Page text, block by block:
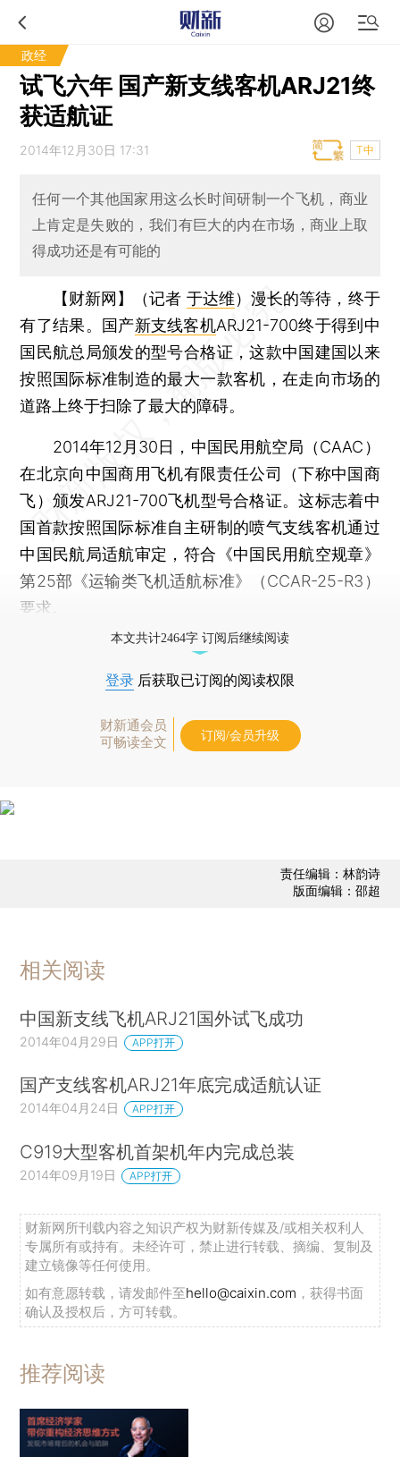
政经
试飞六年 国产新支线客机ARJ21终
获适航证
2014年12月30日 17:31 T中
任何一个其他国家用这么长时间研制一个飞机，商业
上肯定是失败的，我们有巨大的内在市场，商业上取
得成功还是有可能的
【财新网】（记者 于达维） 漫长的等待，终于
有了结果。国产新支线客机ARJ21-700终于得到中
国民航总局颁发的型号合格证，这款中国建国以来
按照国际标准制造的最大一款客机，在走向市场的
道路上终于扫除了最大的障碍。
2014年12月30日，中国民用航空局（CAAC）
在北京向中国商用飞机有限责任公司（下称中国商
飞）颁发ARJ21-700飞机型号合格证。这标志着中
国首款按照国际标准自主研制的喷气支线客机通过
中国民航局适航审定，符合《中国民用航空规章》
第25部《运输类飞机适航标准》（CCAR-25-R3）
要求。
本文共计2464字 订阅后继续阅读
登录 后获取已订阅的阅读权限
财新通会员
可畅读全文
订阅/会员升级
责任编辑：林韵诗
版面编辑：邵超
相关阅读
中国新支线飞机ARJ21国外试飞成功
2014年04月29日 APP打开
国产支线客机ARJ21年底完成适航认证
2014年04月24日 APP打开
C919大型客机首架机年内完成总装
2014年09月19日 APP打开
财新网所刊载内容之知识产权为财新传媒及/或相关权利人
专属所有或持有。未经许可，禁止进行转载、摘编、复制及
建立镜像等任何使用。
如有意愿转载，请发邮件至hello@caixin.com ，获得书面
确认及授权后，方可转载。
推荐阅读